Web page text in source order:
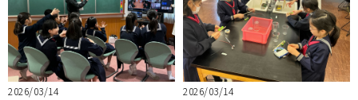
2026/03/14 2026/03/14